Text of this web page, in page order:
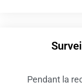
Pendant la